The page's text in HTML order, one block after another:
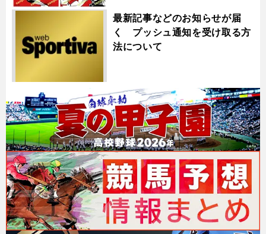
最新記事などのお知らせが届
く プッシュ通知を受け取る方
法について